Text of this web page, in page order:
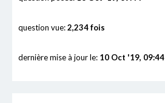
question vue:2,234 fois
dernière mise à jour le: 10 Oct '19, 09:44